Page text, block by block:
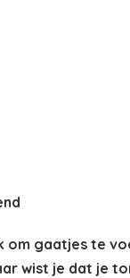
gaatjes te
wist je dat je